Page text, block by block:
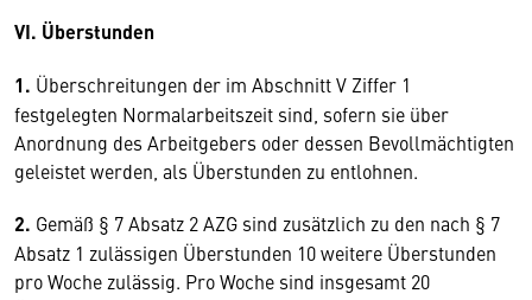
VI. Überstunden
1. Überschreitungen der im Abschnitt V Ziffer 1
festgelegten Normalarbeitszeit sind, sofern sie über
Anordnung des Arbeitgebers oder dessen Bevollmächtigten
geleistet werden, als Überstunden zu entlohnen.
2. Gemäß § 7 Absatz 2 AZG sind zusätzlich zu den nach § 7
Absatz 1 zulässigen Überstunden 10 weitere Überstunden
pro Woche zulässig. Pro Woche sind insgesamt 20